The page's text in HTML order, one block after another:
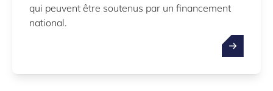
qui peuvent être soutenus par un financement
national.